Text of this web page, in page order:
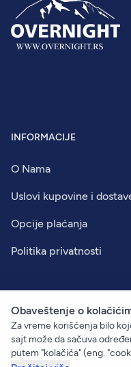
INFORMACIJE
O Nama
Uslovi kupovine i
Opcije plaćanja
Politika privatnosti
© 2026Overnight. Sva
Created by:Dejan Vukelić
Obaveštenje o
Za vreme korišćenja bilo
sajt može da sačuva
putem "kolačića" (eng.